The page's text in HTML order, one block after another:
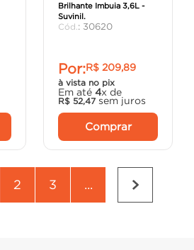
Brilhante Imbuia 3,6L -
Suvinil.
: 30620
Por:R$ 209,89
à vista no pix
Em até 4x de
R$ 52,47 sem juros
Comprar
2 3 ...